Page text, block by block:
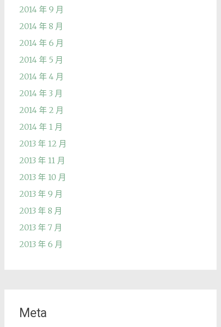
2014 年 9 月
2014 年 8 月
2014 年 6 月
2014 年 5 月
2014 年 4 月
2014 年 3 月
2014 年 2 月
2014 年 1 月
2013 年 12 月
2013 年 11 月
2013 年 10 月
2013 年 9 月
2013 年 8 月
2013 年 7 月
2013 年 6 月
Meta